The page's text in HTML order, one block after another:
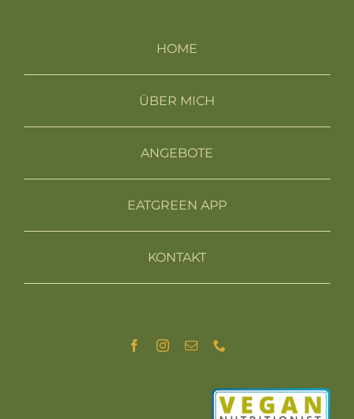
HOME
ÜBER MICH
ANGEBOTE
EATGREEN APP
KONTAKT